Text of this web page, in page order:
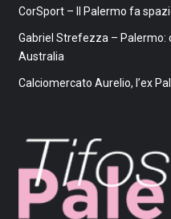
CorSport – Il Palermo fa
Gabriel Strefezza – Palermo:
Australia
Calciomercato Aurelio, l’ex